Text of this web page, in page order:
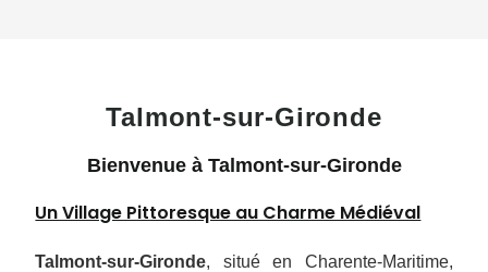
Talmont-sur-Gironde
Bienvenue à Talmont-sur-Gironde
Un Village Pittoresque au Charme Médiéval
Talmont-sur-Gironde, situé en Charente-Maritime,